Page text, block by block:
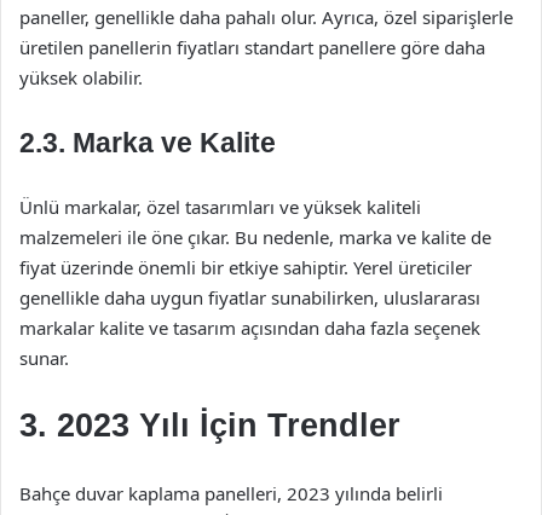
paneller, genellikle daha pahalı olur. Ayrıca, özel siparişlerle
üretilen panellerin fiyatları standart panellere göre daha
yüksek olabilir.
2.3. Marka ve Kalite
Ünlü markalar, özel tasarımları ve yüksek kaliteli
malzemeleri ile öne çıkar. Bu nedenle, marka ve kalite de
fiyat üzerinde önemli bir etkiye sahiptir. Yerel üreticiler
genellikle daha uygun fiyatlar sunabilirken, uluslararası
markalar kalite ve tasarım açısından daha fazla seçenek
sunar.
3. 2023 Yılı İçin Trendler
Bahçe duvar kaplama panelleri, 2023 yılında belirli